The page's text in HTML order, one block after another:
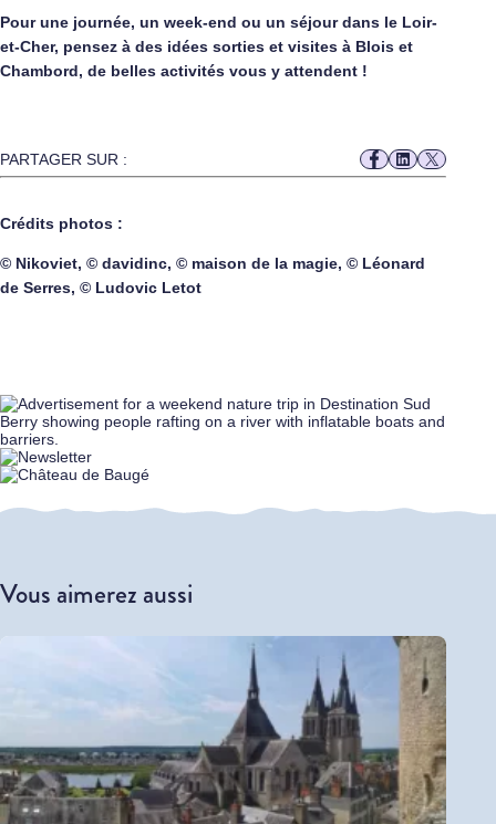
Pour une journée, un week-end ou un séjour dans le Loir-
et-Cher, pensez à des idées sorties et visites à Blois et
Chambord, de belles activités vous y attendent !
PARTAGER SUR :
Crédits photos :
© Nikoviet, © davidinc, © maison de la magie, © Léonard
de Serres, © Ludovic Letot
Vous aimerez aussi